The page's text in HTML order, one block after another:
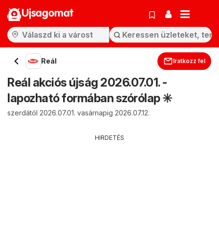
Ujsagomat
Reál Iratkozz fel
Reál akciós újság 2026.07.01. -
lapozható formában szórólap ✳️
szerdától 2026.07.01. vasárnapig 2026.07.12.
HIRDETÉS